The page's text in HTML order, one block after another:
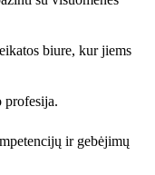
biure, kur jiems
profesija.
ir gebėjimų